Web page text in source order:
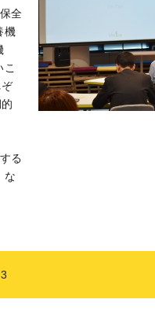
全
機
る
な
3